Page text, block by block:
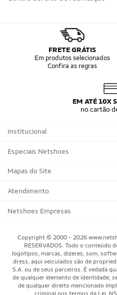
FRETE GRÁTIS
Em produtos selecionados
Confira as regras
EM ATÉ 10X
no cartão
Institucional
Sobre a Netshoes
Política de Privacidade
Programa de Afiliados
Regulamentos
Programa de Integridade
Blog
Black Friday Magalu
Especiais Netshoes
Suplementos
Corrida
Bicicletas
Basquete
Motorsport
Mapas do Site
Marcas
Tipos de Produtos
Atendimento
Trocas e devoluções
Minha Conta
Meus Pedidos
Pagamentos
Netshoes Empresas
Copyright © 2000 - 2026
RESERVADOS. Todo o conteúdo
logotipos, marcas, dizeres, som,
dress, aqui veiculados são de
S.A. ou de seus parceiros. É vedada
de qualquer elemento de identidade,
de qualquer direito mencionado
criminal nos termos da Lei.